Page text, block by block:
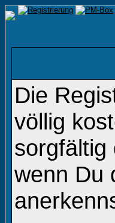
Die
völlig
sorgfältig
wenn Du